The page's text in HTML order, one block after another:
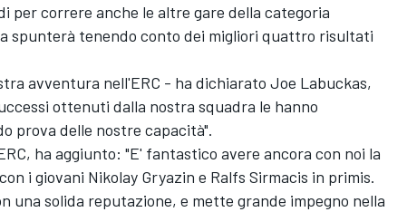
per correre anche le altre gare della categoria
spunterà tenendo conto dei migliori quattro risultati
avventura nell'ERC - ha dichiarato Joe Labuckas,
ottenuti dalla nostra squadra le hanno
prova delle nostre capacità".
ha aggiunto: "E' fantastico avere ancora con noi la
i giovani Nikolay Gryazin e Ralfs Sirmacis in primis.
una solida reputazione, e mette grande impegno nella